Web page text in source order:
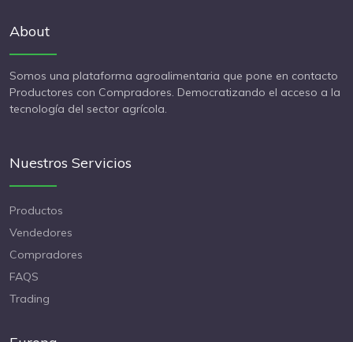
About
Somos una plataforma agroalimentaria que pone en contacto
Productores con Compradores. Democratizando el acceso a la
tecnología del sector agrícola.
Nuestros Servicios
Productos
Vendedores
Compradores
FAQS
Trading